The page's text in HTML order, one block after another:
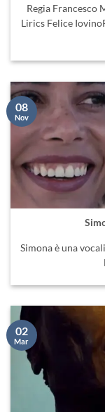
Regia Francesco
Lirics Felice
Simona è una
08
Nov
02
Mar